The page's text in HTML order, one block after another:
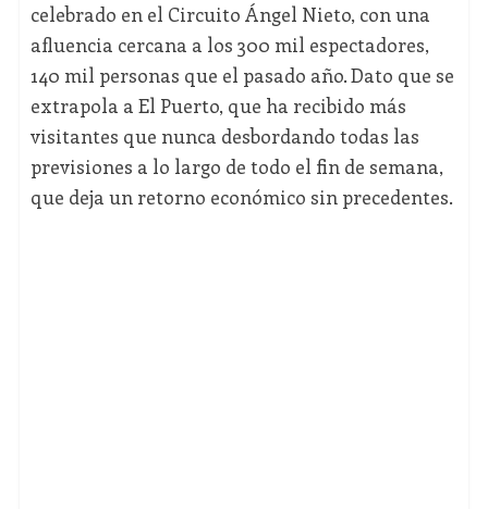
celebrado en el Circuito Ángel Nieto, con una
afluencia cercana a los 300 mil espectadores,
140 mil personas que el pasado año. Dato que se
extrapola a El Puerto, que ha recibido más
visitantes que nunca desbordando todas las
previsiones a lo largo de todo el fin de semana,
que deja un retorno económico sin precedentes.